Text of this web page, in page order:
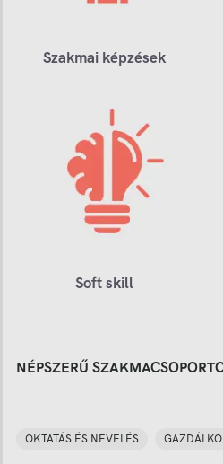
Szakmai képzések
Soft skill
NÉPSZERŰ
OKTATÁS ÉS NEVELÉS